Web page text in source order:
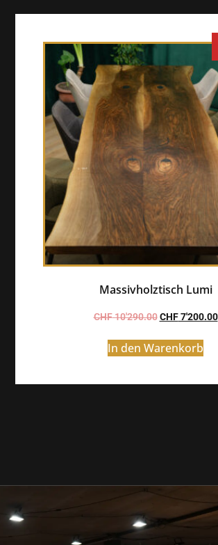
Massivholztisch Lumi
CHF10'290.00 CHF7'200.00
In den Warenkorb